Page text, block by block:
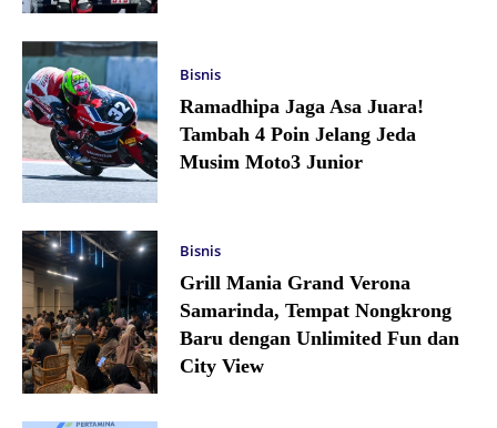
Bisnis
Ramadhipa Jaga Asa Juara!
Tambah 4 Poin Jelang Jeda
Musim Moto3 Junior
Bisnis
Grill Mania Grand Verona
Samarinda, Tempat Nongkrong
Baru dengan Unlimited Fun dan
City View